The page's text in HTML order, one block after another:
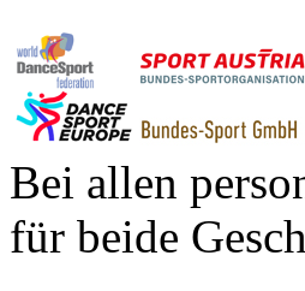
Bei allen
für beide